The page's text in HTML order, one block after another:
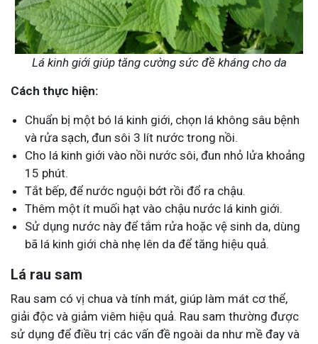
Lá kinh giới giúp tăng cường sức đề kháng cho da
Cách thực hiện:
Chuẩn bị một bó lá kinh giới, chọn lá không sâu bệnh
và rửa sạch, đun sôi 3 lít nước trong nồi.
Cho lá kinh giới vào nồi nước sôi, đun nhỏ lửa khoảng
15 phút.
Tắt bếp, để nước nguội bớt rồi đổ ra chậu.
Thêm một ít muối hạt vào chậu nước lá kinh giới.
Sử dụng nước này để tắm rửa hoặc vệ sinh da, dùng
bã lá kinh giới chà nhẹ lên da để tăng hiệu quả.
Lá rau sam
Rau sam có vị chua và tính mát, giúp làm mát cơ thể,
giải độc và giảm viêm hiệu quả. Rau sam thường được
sử dụng để điều trị các vấn đề ngoài da như mề đay và